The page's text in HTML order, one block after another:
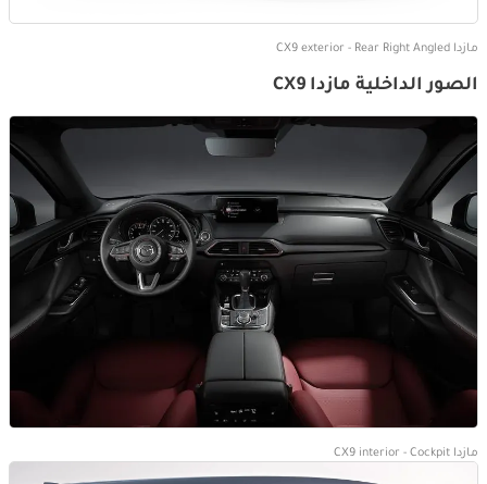
مازدا CX9 exterior - Rear Right Angled
الصور الداخلية مازدا CX9
مازدا CX9 interior - Cockpit